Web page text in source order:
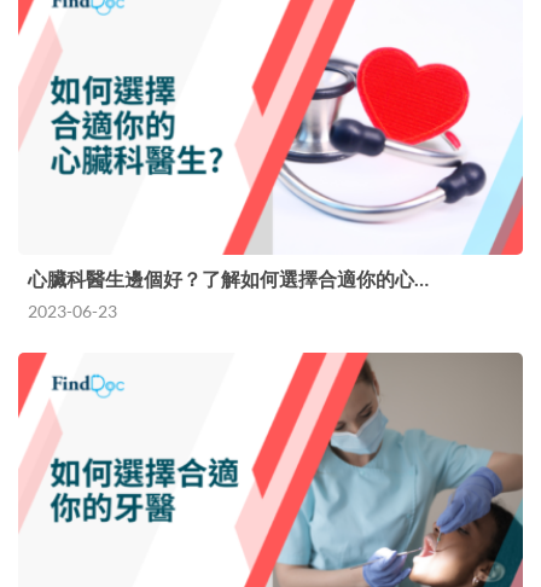
心臟科醫生邊個好？了解如何選擇合適你的心…
2023-06-23